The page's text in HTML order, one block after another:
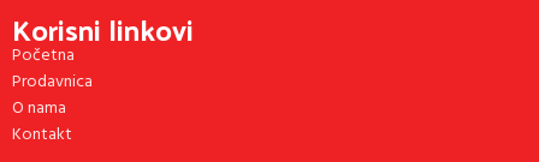
Korisni linkovi
Početna
Prodavnica
O nama
Kontakt